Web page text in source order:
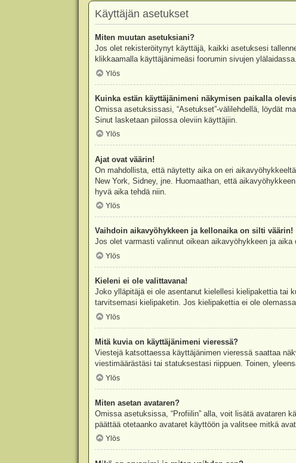
Käyttäjän asetukset
Miten muutan asetuksiani?
Jos olet rekisteröitynyt käyttäjä, kaikki asetuksesi
klikkaamalla käyttäjänimeäsi foorumin sivujen
Ylös
Kuinka estän käyttäjänimeni näkymisen paikalla
Omissa asetuksissasi, “Asetukset”-välilehdellä, löydät
Sinut lasketaan piilossa oleviin käyttäjiin.
Ylös
Ajat ovat väärin!
On mahdollista, että näytetty aika on eri
New York, Sidney, jne. Huomaathan, että
hyvä aika tehdä niin.
Ylös
Vaihdoin aikavyöhykkeen ja kellonaika on silti väärin!
Jos olet varmasti valinnut oikean aikavyöhykkeen ja
Ylös
Kieleni ei ole valittavana!
Joko ylläpitäjä ei ole asentanut kielellesi kielipakettia tai
tarvitsemasi kielipaketin. Jos kielipakettia ei ole
Ylös
Mitä kuvia on käyttäjänimeni vieressä?
Viestejä katsottaessa käyttäjänimen vieressä saattaa
viestimäärästäsi tai statuksestasi riippuen. Toinen,
Ylös
Miten asetan avataren?
Omissa asetuksissa, “Profiilin” alla, voit lisätä avataren
päättää otetaanko avataret käyttöön ja valitsee mitkä
Ylös